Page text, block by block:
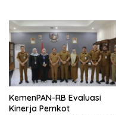
KemenPAN-RB Evaluasi
Kinerja Pemkot